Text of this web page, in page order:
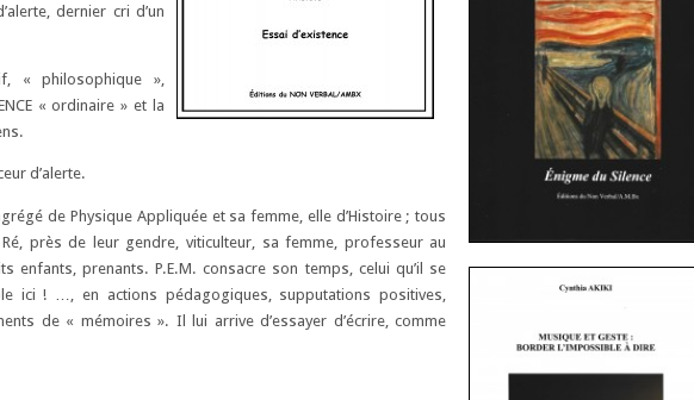
dernier cri d’un
« philosophique »,
« ordinaire » et la
d’alerte.
de Physique Appliquée et sa femme, elle d’Histoire ; tous
près de leur gendre, viticulteur, sa femme, professeur au
enfants, prenants. P.E.M. consacre son temps, celui qu’il se
ici ! …, en actions pédagogiques, supputations positives,
de « mémoires ». Il lui arrive d’essayer d’écrire, comme